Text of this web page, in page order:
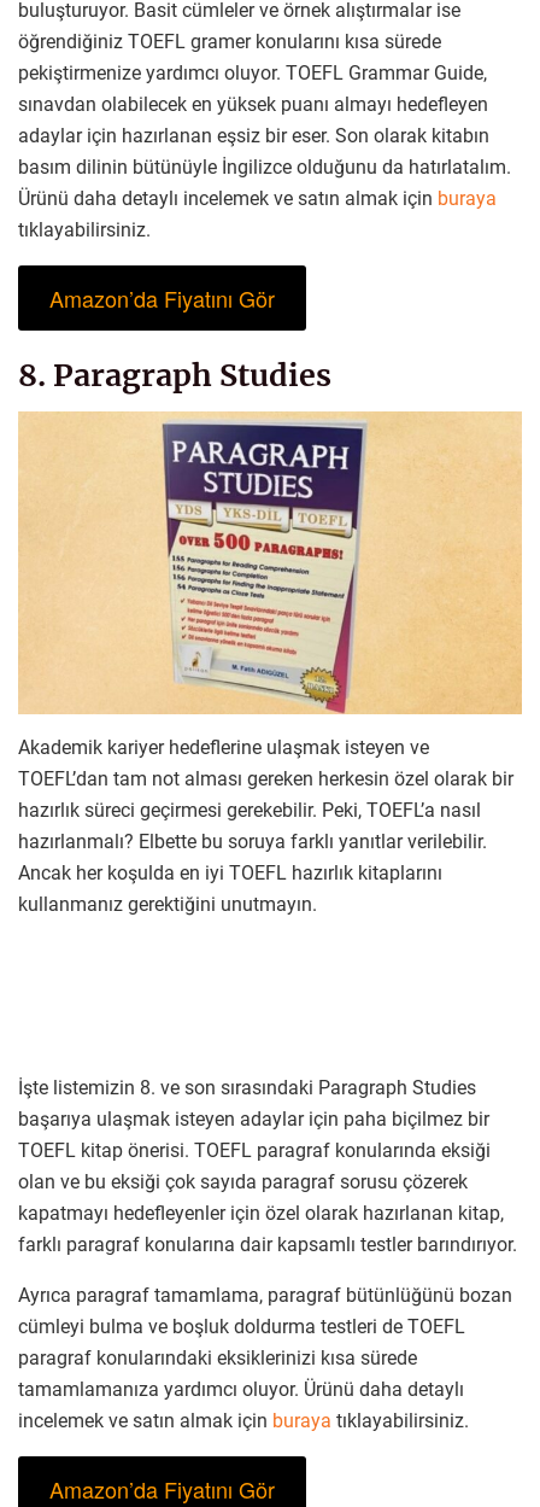
buluşturuyor. Basit cümleler ve örnek alıştırmalar ise
öğrendiğiniz TOEFL gramer konularını kısa sürede
pekiştirmenize yardımcı oluyor. TOEFL Grammar Guide,
sınavdan olabilecek en yüksek puanı almayı hedefleyen
adaylar için hazırlanan eşsiz bir eser. Son olarak kitabın
basım dilinin bütünüyle İngilizce olduğunu da hatırlatalım.
Ürünü daha detaylı incelemek ve satın almak için buraya
tıklayabilirsiniz.
Amazon’da Fiyatını Gör
8. Paragraph Studies
Akademik kariyer hedeflerine ulaşmak isteyen ve
TOEFL’dan tam not alması gereken herkesin özel olarak bir
hazırlık süreci geçirmesi gerekebilir. Peki, TOEFL’a nasıl
hazırlanmalı? Elbette bu soruya farklı yanıtlar verilebilir.
Ancak her koşulda en iyi TOEFL hazırlık kitaplarını
kullanmanız gerektiğini unutmayın.
İşte listemizin 8. ve son sırasındaki Paragraph Studies
başarıya ulaşmak isteyen adaylar için paha biçilmez bir
TOEFL kitap önerisi. TOEFL paragraf konularında eksiği
olan ve bu eksiği çok sayıda paragraf sorusu çözerek
kapatmayı hedefleyenler için özel olarak hazırlanan kitap,
farklı paragraf konularına dair kapsamlı testler barındırıyor.
Ayrıca paragraf tamamlama, paragraf bütünlüğünü bozan
cümleyi bulma ve boşluk doldurma testleri de TOEFL
paragraf konularındaki eksiklerinizi kısa sürede
tamamlamanıza yardımcı oluyor. Ürünü daha detaylı
incelemek ve satın almak için buraya tıklayabilirsiniz.
Amazon’da Fiyatını Gör